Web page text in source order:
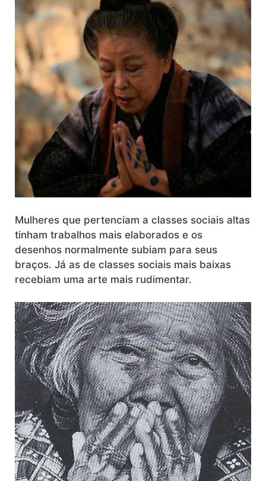
Mulheres que pertenciam a classes sociais altas
tinham trabalhos mais elaborados e os
desenhos normalmente subiam para seus
braços. Já as de classes sociais mais baixas
recebiam uma arte mais rudimentar.